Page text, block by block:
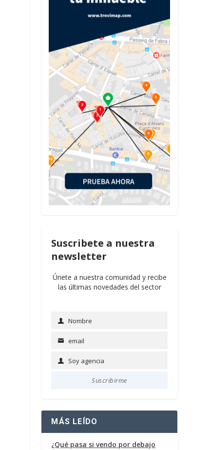
Suscribete a nuestra
newsletter
Únete a nuestra comunidad y recibe
las últimas novedades del sector
NameNombre
Email email
Soy
Soy agencia
Suscribirme
MÁS LEÍDO
¿Qué pasa si vendo por debajo